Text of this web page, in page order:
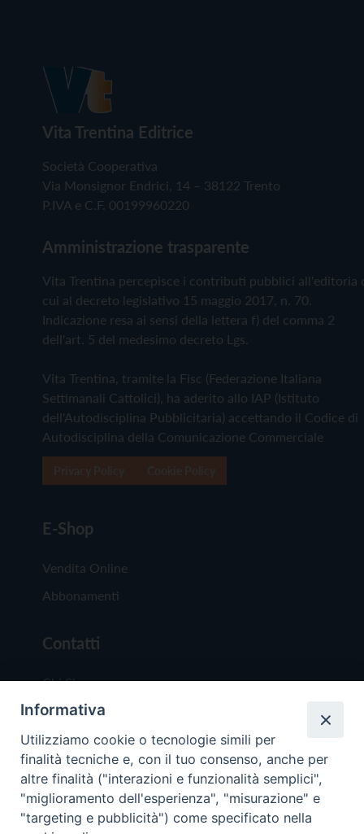
Vita Trentina Editrice
Società Cooperativa
Via Monsignor Endrici, 14 – 38122 Trento
P.IVA e C.F. 00199960220
Amministrazione trasparente
Vita Trentina percepisce i contributi pubblici all'editoria
cui al decreto legislativo 15 maggio 2017, n. 70.
Indicazione resa ai sensi della lettera f) del comma 2
dell'art. 5 del medesimo decreto Lgs.
Vita Trentina, tramite la Fisc (Federazione Italiana
Settimanali Cattolici), ha aderito allo IAP (Istituto
dell'Autodisciplina Pubblicitaria) accettando il Codice di
Autodisciplina della Comunicazione Commerciale
E-Shop
Vendita Online
Abbonamenti
Contatti
Chi Siamo
Redazione
Scrivici
Informativa
Utilizziamo cookie o tecnologie simili per
finalità tecniche e, con il tuo consenso, anche per
altre finalità ("interazioni e funzionalità semplici",
"miglioramento dell'esperienza", "misurazione" e
"targeting e pubblicità") come specificato nella